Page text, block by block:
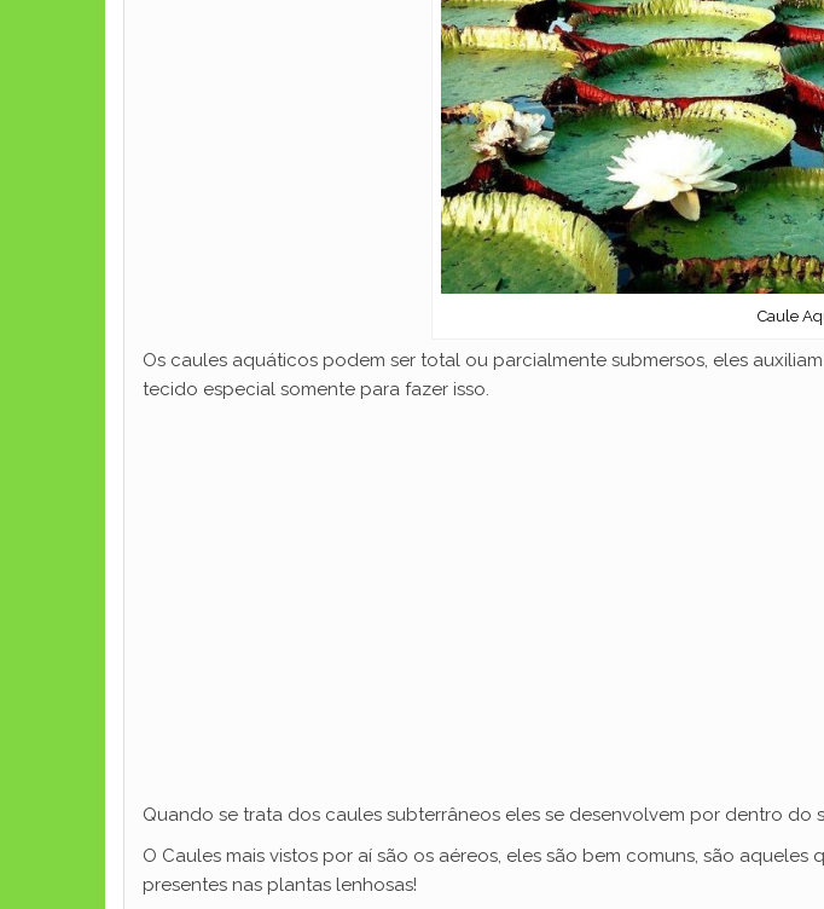
Caule
Os caules aquáticos podem ser total ou parcialmente submersos, eles
tecido especial somente para fazer isso.
Quando se trata dos caules subterrâneos eles se desenvolvem por dentro
O Caules mais vistos por aí são os aéreos, eles são bem comuns, são
presentes nas plantas lenhosas!